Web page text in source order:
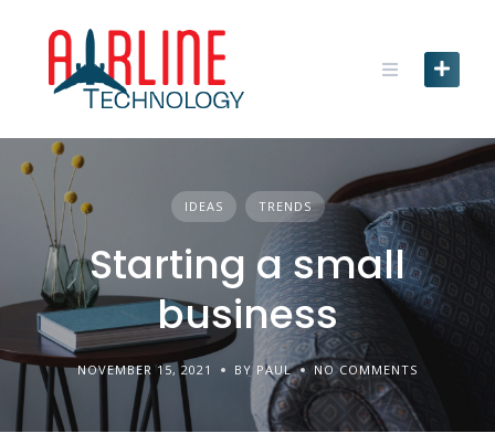
content
IDEAS TRENDS
Starting a small
business
NOVEMBER 15, 2021 BY PAUL NO COMMENTS